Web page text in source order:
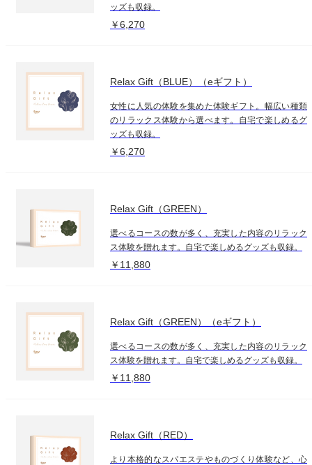
ッズも収録。
￥6,270
Relax Gift（BLUE）（eギフト）
女性に人気の体験を集めた体験ギフト。幅広い種類
のリラックス体験から選べます。自宅で楽しめるグ
ッズも収録。
￥6,270
Relax Gift（GREEN）
選べるコースの数が多く、充実した内容のリラック
ス体験を贈れます。自宅で楽しめるグッズも収録。
￥11,880
Relax Gift（GREEN）（eギフト）
選べるコースの数が多く、充実した内容のリラック
ス体験を贈れます。自宅で楽しめるグッズも収録。
￥11,880
Relax Gift（RED）
より本格的なスパエステやものづくり体験など、心